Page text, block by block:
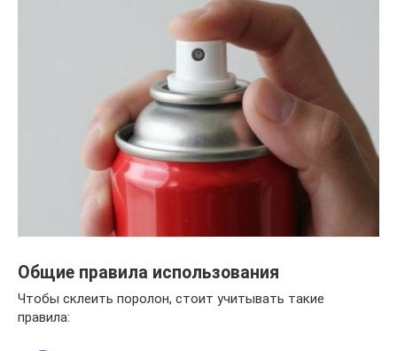
Общие правила использования
Чтобы склеить поролон, стоит учитывать такие
правила: